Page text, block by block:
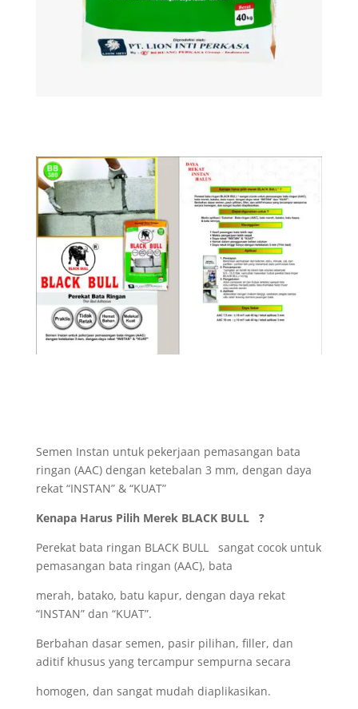
Semen Instan untuk pekerjaan pemasangan bata
ringan (AAC) dengan ketebalan 3 mm, dengan daya
rekat “INSTAN” & “KUAT”
Kenapa Harus Pilih Merek BLACK BULL ?
Perekat bata ringan BLACK BULL sangat cocok untuk
pemasangan bata ringan (AAC), bata
merah, batako, batu kapur, dengan daya rekat
“INSTAN” dan “KUAT”.
Berbahan dasar semen, pasir pilihan, filler, dan
aditif khusus yang tercampur sempurna secara
homogen, dan sangat mudah diaplikasikan.